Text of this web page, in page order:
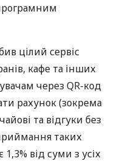
цілий сервіс
кафе та інших
через QR-код
рахунок (зокрема
та відгуки без
приймання таких
від суми з усіх